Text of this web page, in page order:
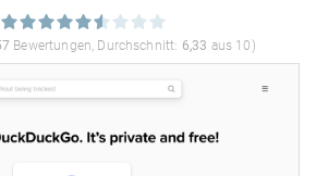
Bewertungen, Durchschnitt: 6,33 aus 10)